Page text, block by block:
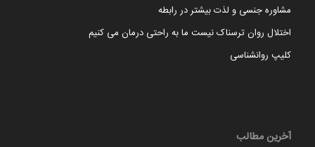
مشاوره جنسی و لذت بیشتر در رابطه
اختلال روان ترسناک نیست ما به راحتی درمان می کنیم
کلیپ روانشناسی
آخرین مطالب